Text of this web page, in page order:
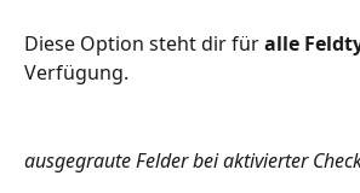
Diese Option steht dir für alle
Verfügung.
ausgegraute Felder bei aktivierter